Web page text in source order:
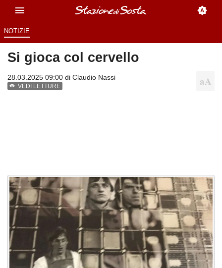
NOTIZIE
Si gioca col cervello
28.03.2025 09:00 di Claudio Nassi
VEDI LETTURE